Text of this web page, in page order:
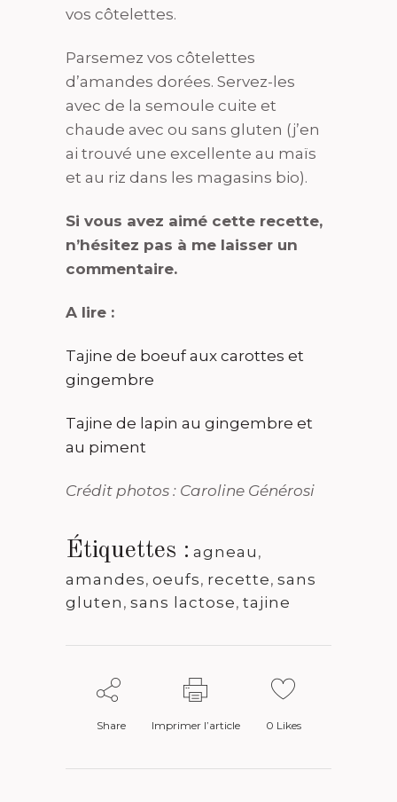
vos côtelettes.
Parsemez vos côtelettes
d’amandes dorées. Servez-les
avec de la semoule cuite et
chaude avec ou sans gluten (j’en
ai trouvé une excellente au maïs
et au riz dans les magasins bio).
Si vous avez aimé cette recette,
n’hésitez pas à me laisser un
commentaire.
A lire :
Tajine de boeuf aux carottes et
gingembre
Tajine de lapin au gingembre et
au piment
Crédit photos : Caroline Générosi
Étiquettes : agneau ,
amandes, oeufs, recette, sans
gluten , sans lactose, tajine
Share Imprimer l’article 0 Likes